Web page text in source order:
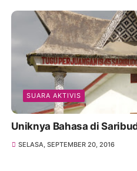
SUARA AKTIVIS
Uniknya Bahasa di
SELASA, SEPTEMBER 20, 2016